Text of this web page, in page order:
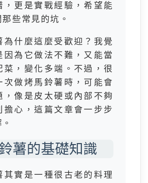
，更是實戰經驗，希望能
些常見的坑。
為什麼這麼受歡迎？我覺
因為它做法不難，又能當
菜，變化多端。不過，很
次做烤馬鈴薯時，可能會
，像是皮太硬或內部不夠
擔心，這篇文章會一步步
薯的基礎知識
其實是一種很古老的料理